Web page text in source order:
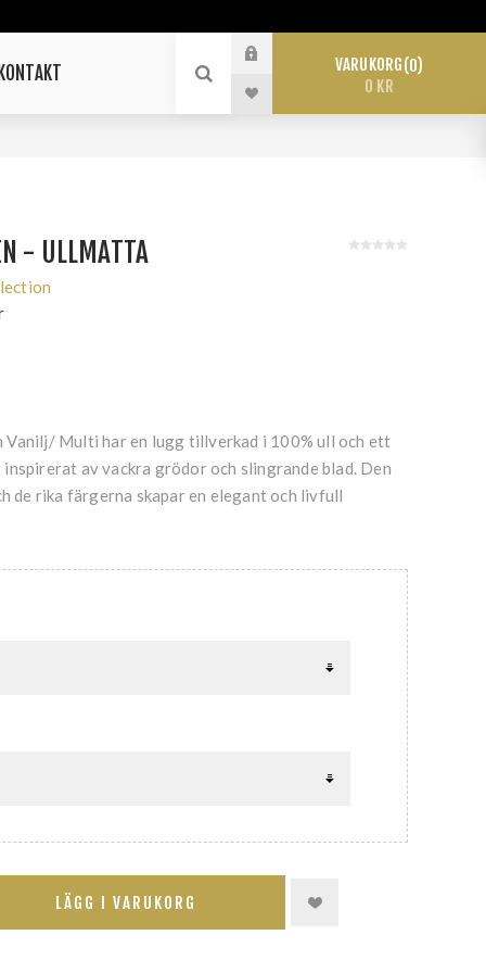
KONTAKT VARUKORG 0
0 KR
- ULLMATTA
Vanilj/ Multi har en lugg tillverkad i 100% ull och ett
av vackra grödor och slingrande blad. Den
de rika färgerna skapar en elegant och livfull
LÄGG I VARUKORG